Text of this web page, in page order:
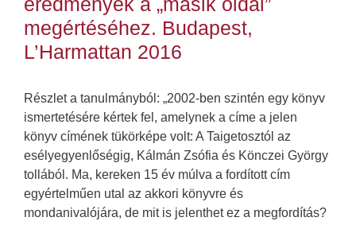
megértéséhez. Budapest,
L’Harmattan 2016
Részlet a tanulmányból: „2002-ben szintén egy könyv
ismertetésére kértek fel, amelynek a címe a jelen
könyv címének tükörképe volt: A Taigetosztól az
esélyegyenlőségig, Kálmán Zsófia és Könczei György
tollából. Ma, kereken 15 év múlva a fordított cím
egyértelműen utal az akkori könyvre és
mondanivalójára, de mit is jelenthet ez a megfordítás?